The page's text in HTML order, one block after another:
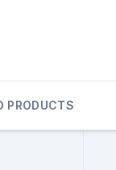
PRODUCTS